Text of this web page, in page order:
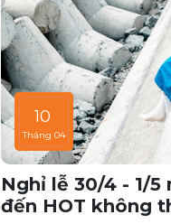
10
Tháng 04
Nghỉ lễ 30/4 - 1/5
đến HOT không